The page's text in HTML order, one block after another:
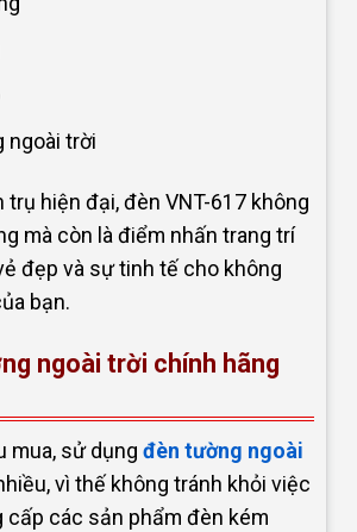
ngoài trời
trụ hiện đại, đèn VNT-617 không
mà còn là điểm nhấn trang trí
đẹp và sự tinh tế cho không
bạn.
ngoài trời chính hãng
mua, sử dụng đèn tường ngoài
vì thế không tránh khỏi việc
cấp các sản phẩm đèn kém